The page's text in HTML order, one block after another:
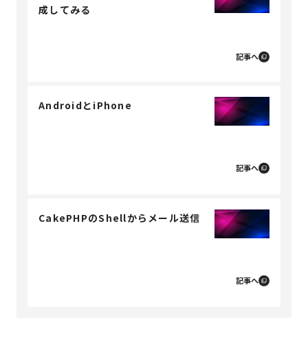
成してみる
記事へ
AndroidとiPhone
記事へ
CakePHPのShellからメール送信
記事へ